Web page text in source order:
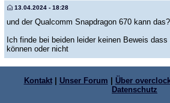
13.04.2024 - 18:28
und der Qualcomm Snapdragon 670 kann das?
Ich finde bei beiden leider keinen Beweis
können oder nicht
Kontakt| Unser Forum Über
Datenschutz